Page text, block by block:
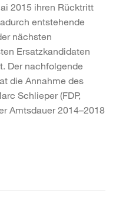
2015 ihren Rücktritt
entstehende
nächsten
Ersatzkandidaten
Der nachfolgende
die Annahme des
Schlieper (FDP,
Amtsdauer 2014–2018